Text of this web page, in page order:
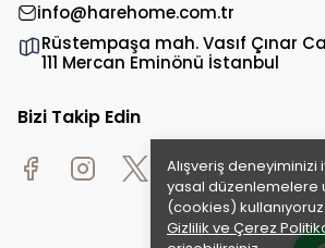
Alışveriş deneyiminizi
yasal düzenlemelere
(cookies)
Gizlilik ve Çerez
info@harehome.com.tr
Rüstempaşa mah. Vasıf Çınar
111 Mercan Eminönü İstanbul
Bizi Takip Edin